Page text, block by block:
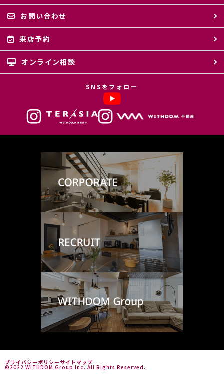
お問い合わせ
来店予約
オンライン相談
SNSをフォロー
プライバシーポリシー サイトマップ
©2022 WITHDOM Group Inc. All Rights Reserved.